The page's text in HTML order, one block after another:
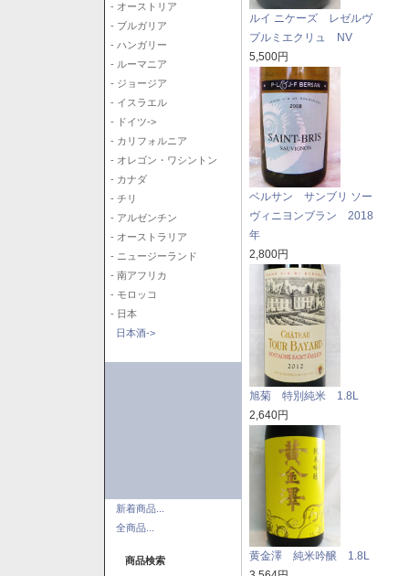
- オーストリア
- ブルガリア
- ハンガリー
- ルーマニア
- ジョージア
- イスラエル
- ドイツ->
- カリフォルニア
- オレゴン・ワシントン
- カナダ
- チリ
- アルゼンチン
- オーストラリア
- ニュージーランド
- 南アフリカ
- モロッコ
- 日本
日本酒->
新着商品...
全商品...
商品検索
ルイ ニケーズ レゼルヴ
プルミエクリュ NV
5,500円
ベルサン サンブリ ソー
ヴィニヨンブラン 2018
年
2,800円
旭菊 特別純米 1.8L
2,640円
黄金澤 純米吟醸 1.8L